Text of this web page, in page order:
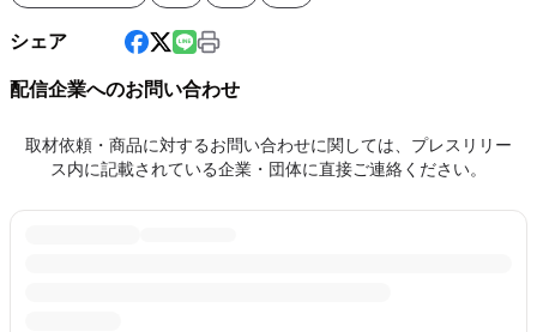
シェア
配信企業へのお問い合わせ
取材依頼・商品に対するお問い合わせに関しては、プレスリリー
ス内に記載されている企業・団体に直接ご連絡ください。